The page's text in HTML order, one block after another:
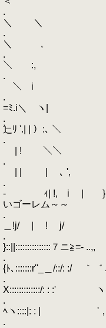
.
＼ ＼
. /
＼ ,
. / / .i i
＼ :,
. , / i | |
＼ i
. | ., ﾄ!
=ﾐ.i＼ ヽ|
. | | i
辷ﾘ '.| | ）:､ ＼
. | i!
| ! ＼＼
. |
| | | ､ ',
. / ､
- ｨ| !, i | } !
いゴーレム～～
. / ＞
＿!j/ | ! j/
.
}::||:::::::::::::::７ニ≧=- ..,,
. / /
{ﾄ､:::::::r''_＿/::/: :/ ｀゛
. / / .ｲ: }
X:::::::::::::/: : :' ヽ
. / / j/::ヽ/
ﾍヽ::::|: : | '，
. , / /／